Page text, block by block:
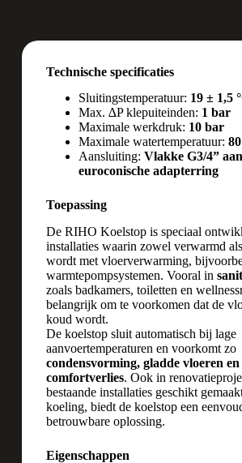
Technische specificaties
Sluitingstemperatuur: 19 ± 1,5
Max. ∆P klepuiteinden: 1 bar
Maximale werkdruk: 10 bar
Maximale watertemperatuur:
Aansluiting: Vlakke G3/4”
euroconische adapterring
Toepassing
De RIHO Koelstop is speciaal
installaties waarin zowel verwarmd
wordt met vloerverwarming,
warmtepompsystemen. Vooral in
zoals badkamers, toiletten en
belangrijk om te voorkomen dat de
koud wordt.
De koelstop sluit automatisch bij lage
aanvoertemperaturen en voorkomt zo
condensvorming, gladde vloeren en
comfortverlies. Ook in
bestaande installaties geschikt
koeling, biedt de koelstop een
betrouwbare oplossing.
Eigenschappen